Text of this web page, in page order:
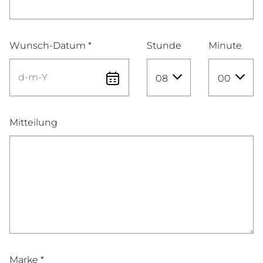
Wunsch-Datum * Stunde
08
Minute
00
Mitteilung
Marke *